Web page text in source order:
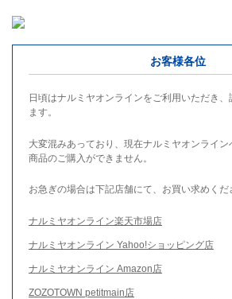
お客様各位
日頃はナルミヤオンラインをご利用いただき
ます。
大変混みあっており、現在ナルミヤオンライ
商品のご購入ができません。
お急ぎの場合は下記店舗にて、お買い求めくだ
ナルミヤオンライン楽天市場店
ナルミヤオンライン Yahoo!ショッピング店
ナルミヤオンライン Amazon店
ZOZOTOWN petitmain店